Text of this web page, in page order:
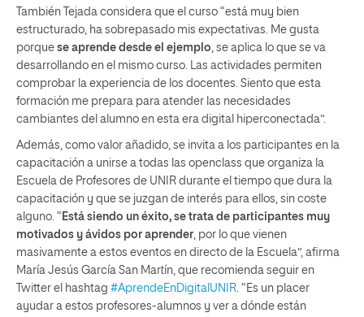
También Tejada considera que el curso “está muy bien
estructurado, ha sobrepasado mis expectativas. Me gusta
porque se aprende desde el ejemplo, se aplica lo que se va
desarrollando en el mismo curso. Las actividades permiten
comprobar la experiencia de los docentes. Siento que esta
formación me prepara para atender las necesidades
cambiantes del alumno en esta era digital hiperconectada”.
Además, como valor añadido, se invita a los participantes en la
capacitación a unirse a todas las openclass que organiza la
Escuela de Profesores de UNIR durante el tiempo que dura la
capacitación y que se juzgan de interés para ellos, sin coste
alguno. “ Está siendo un éxito, se trata de participantes muy
motivados y ávidos por aprender, por lo que vienen
masivamente a estos eventos en directo de la Escuela”, afirma
María Jesús García San Martín, que recomienda seguir en
Twitter el hashtag #AprendeEnDigitalUNIR. “Es un placer
ayudar a estos profesores-alumnos y ver a dónde están